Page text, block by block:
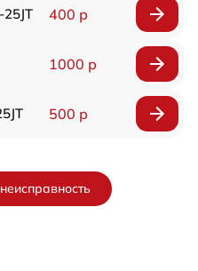
400 р
1000 р
500 р